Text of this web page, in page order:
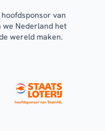
van
we Nederland het
wereld maken.